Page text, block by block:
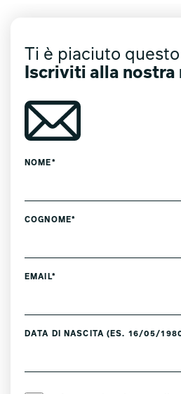
Ti è piaciuto
Iscriviti alla
NOME*
COGNOME*
EMAIL*
DATA DI NASCITA (ES. 16/05/